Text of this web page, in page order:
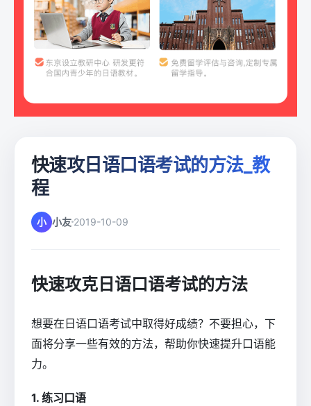
快速攻日语口语考试的方法_教
程
小 小友 2019-10-09
快速攻克日语口语考试的方法
想要在日语口语考试中取得好成绩？不要担心，下
面将分享一些有效的方法，帮助你快速提升口语能
力。
1. 练习口语